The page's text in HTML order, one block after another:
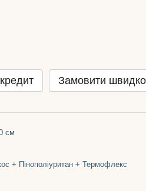
Замовити швидко
см
+ Пінополіуритан + Термофлекс